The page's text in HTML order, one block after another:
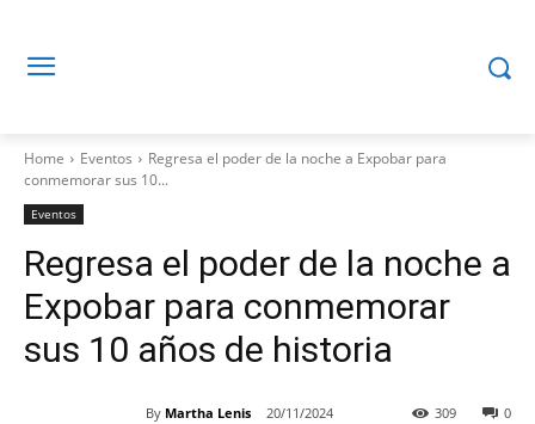
Home Eventos
Regresa el poder de la noche a Expobar para
conmemorar sus 10...
Eventos
Regresa el poder de la noche a
Expobar para conmemorar
sus 10 años de historia
By Martha Lenis 20/11/2024 0
309